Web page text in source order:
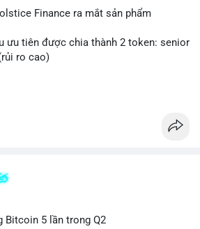
Finance ra mắt sản phẩm
ưu tiên được chia thành 2 token: senior
ro cao)
Bitcoin 5 lần trong Q2